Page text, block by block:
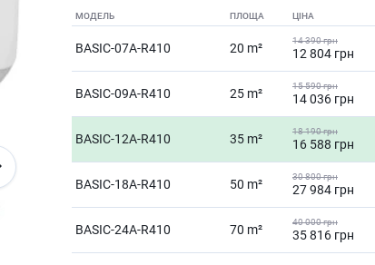
МОДЕЛЬ ПЛОЩА ЦІНА
BASIC-07A-R410 20 m²
14 390 грн
12 804 грн
BASIC-09A-R410 25 m²
15 590 грн
14 036 грн
BASIC-12A-R410 35 m²
18 190 грн
16 588 грн
BASIC-18A-R410 50 m²
30 800 грн
27 984 грн
BASIC-24A-R410 70 m²
40 000 грн
35 816 грн